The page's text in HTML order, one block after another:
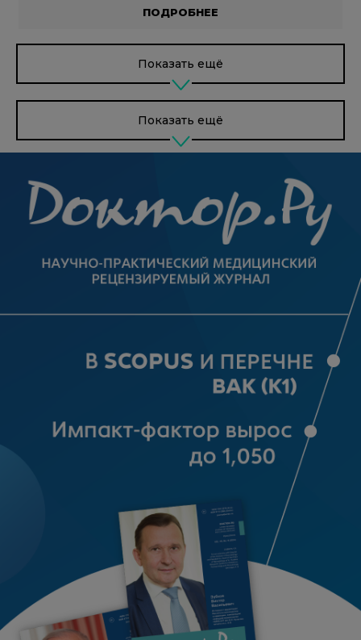
ПОДРОБНЕЕ
Показать ещё
Показать ещё